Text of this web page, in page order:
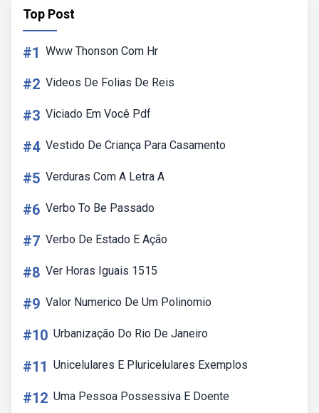
Top Post
#1 Www Thonson Com Hr
#2 Videos De Folias De Reis
#3 Viciado Em Você Pdf
#4 Vestido De Criança Para Casamento
#5 Verduras Com A Letra A
#6 Verbo To Be Passado
#7 Verbo De Estado E Ação
#8 Ver Horas Iguais 1515
#9 Valor Numerico De Um Polinomio
#10 Urbanização Do Rio De Janeiro
#11 Unicelulares E Pluricelulares Exemplos
#12 Uma Pessoa Possessiva E Doente